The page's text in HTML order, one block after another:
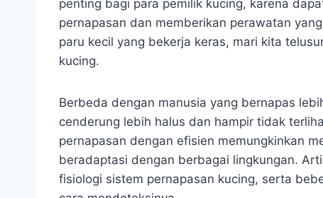
penting bagi para pemilik kucing, karena
pernapasan dan memberikan perawatan
paru kecil yang bekerja keras, mari kita
kucing.
Berbeda dengan manusia yang bernapas
cenderung lebih halus dan hampir tidak
pernapasan dengan efisien memungkinkan
beradaptasi dengan berbagai lingkungan.
fisiologi sistem pernapasan kucing, serta